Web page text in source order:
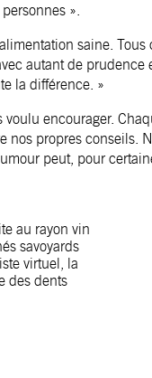
».
saine.
autant de
la différence. »
voulu encourager.
nos propres conseils.
peut, pour
au rayon vin
savoyards
virtuel, la
des dents